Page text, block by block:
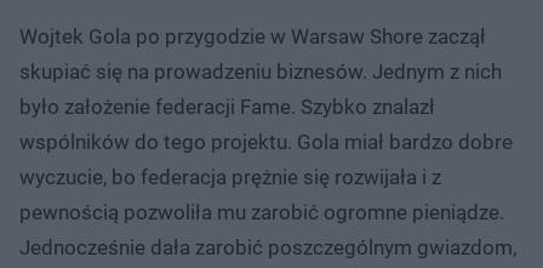
Wojtek Gola po przygodzie w Warsaw Shore zaczął
skupiać się na prowadzeniu biznesów. Jednym z nich
było założenie federacji Fame. Szybko znalazł
wspólników do tego projektu. Gola miał bardzo dobre
wyczucie, bo federacja prężnie się rozwijała i z
pewnością pozwoliła mu zarobić ogromne pieniądze.
Jednocześnie dała zarobić poszczególnym gwiazdom,